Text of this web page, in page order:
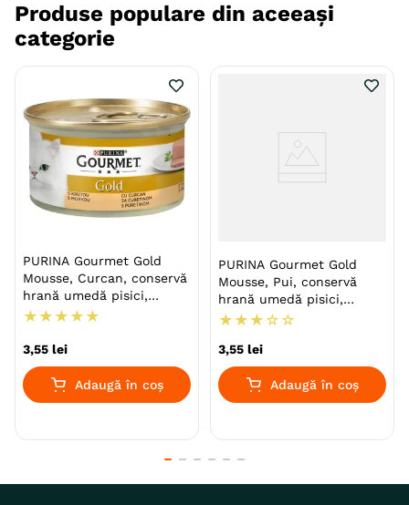
Produse populare din aceeași
categorie
PURINA Gourmet Gold
Mousse, Curcan, conservă
hrană umedă pisici,
(pate), 85g
★ ★ ★ ★ ★
3,55 lei
Adaugă în coș
PURINA Gourmet Gold
Mousse, Pui, conservă
hrană umedă pisici,
(pate), 85g
★ ★ ★ ☆ ☆
3,55 lei
Adaugă în coș